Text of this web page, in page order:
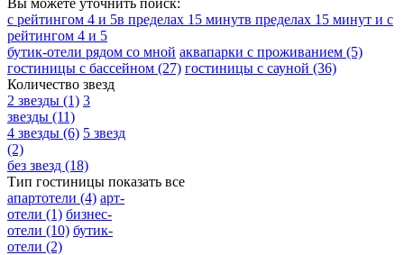
с рейтингом 4 и 5в пределах 15 минутв пределах 15 минут и с
рейтингом 4 и 5
бутик-отели рядом со мной аквапарки с проживанием (5)
гостиницы с бассейном (27) гостиницы с сауной (36)
Количество звезд
2 звезды (1) 3
звезды (11)
4 звезды (6) 5 звезд
(2)
без звезд (18)
Тип гостиницы показать все
апартотели (4) арт-
отели (1) бизнес-
отели (10) бутик-
отели (2)